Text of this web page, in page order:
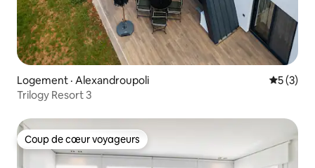
Logement · Alexandroupoli Note
5 (3)
Trilogy Resort 3
Coup de cœur voyageurs
Coup de cœur voyageurs